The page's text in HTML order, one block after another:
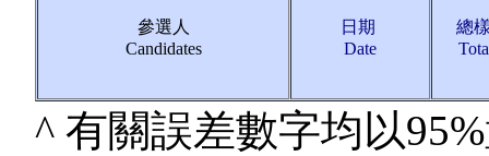
參選人
Candidates
日期
Date
總
^ 有關誤差數字均以